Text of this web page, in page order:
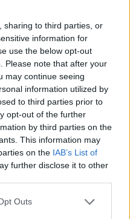
sharing to third parties, or
information for
use the below opt-out
Please note that after your
may continue seeing
information utilized by
to third parties prior to
opt-out of the further
by third parties on the
This information may
on the IAB’s List of
further disclose it to other
Outs
2
gyermek
3
gyermek
2,6 10
1,43 2,2